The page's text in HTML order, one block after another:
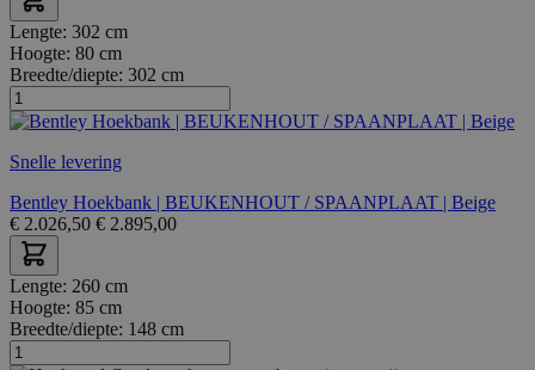
Lengte: 302 cm
Hoogte: 80 cm
Breedte/diepte: 302 cm
Snelle levering
Bentley Hoekbank | BEUKENHOUT / SPAANPLAAT | Beige
€ 2.026,50 € 2.895,00
Lengte: 260 cm
Hoogte: 85 cm
Breedte/diepte: 148 cm